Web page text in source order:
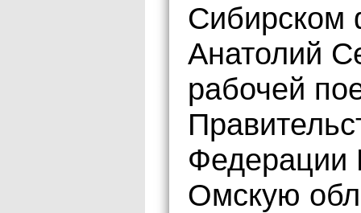
Сибирском
Анатолий
рабочей
Федерации
Омскую